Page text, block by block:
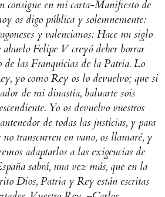
consigne en mi carta-Manifiesto de
os digo pública y solemnemente:
y valencianos: Hace un siglo
Felipe V creyó deber borrar
de las Franquicias de la Patria. Lo
yo como Rey os lo devuelvo; que si
de mi dinastía, baluarte sois
Yo os devuelvo vuestros
de todas las justicias, y para
no transcurren en vano, os llamaré, y
adaptarlos a las exigencias de
sabrá, una vez más, que en la
Dios, Patria y Rey están escritas